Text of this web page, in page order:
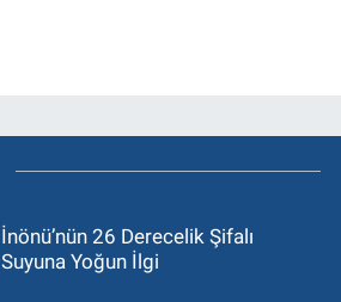
İnönü’nün 26 Derecelik Şifalı
Suyuna Yoğun İlgi